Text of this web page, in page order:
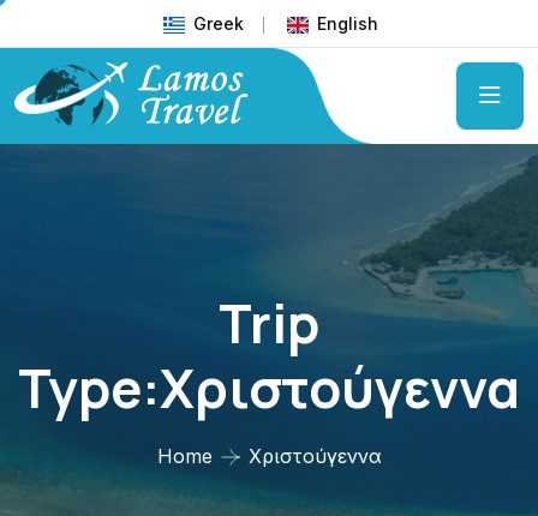
Greek English
Trip
Type:Χριστούγεννα
Home Χριστούγεννα